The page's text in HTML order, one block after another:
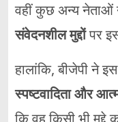
वहीं कुछ अन्य नेताओं
संवेदनशील मुद्दोंपर
हालांकि, बीजेपी ने
स्पष्टवादिता और